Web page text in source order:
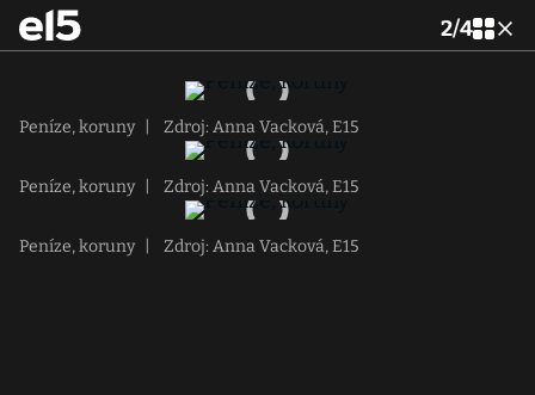
2/4
Peníze, koruny Zdroj: Anna Vacková, E15
Peníze, koruny Zdroj: Anna Vacková, E15
Peníze, koruny Zdroj: Anna Vacková, E15